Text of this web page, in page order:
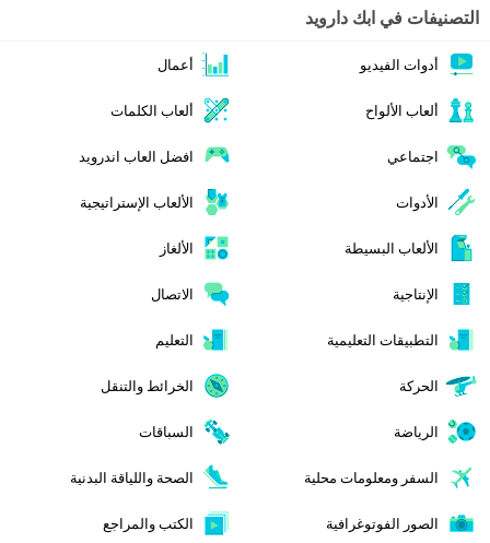
التصنيفات في ابك دارويد
أدوات الفيديو أعمال
ألعاب الألواح ألعاب الكلمات
اجتماعي افضل العاب اندرويد
الأدوات الألعاب الإستراتيجية
الألعاب البسيطة الألغاز
الإنتاجية الاتصال
التطبيقات التعليمية التعليم
الحركة الخرائط والتنقل
الرياضة السباقات
السفر ومعلومات محلية الصحة واللياقة البدنية
الصور الفوتوغرافية الكتب والمراجع